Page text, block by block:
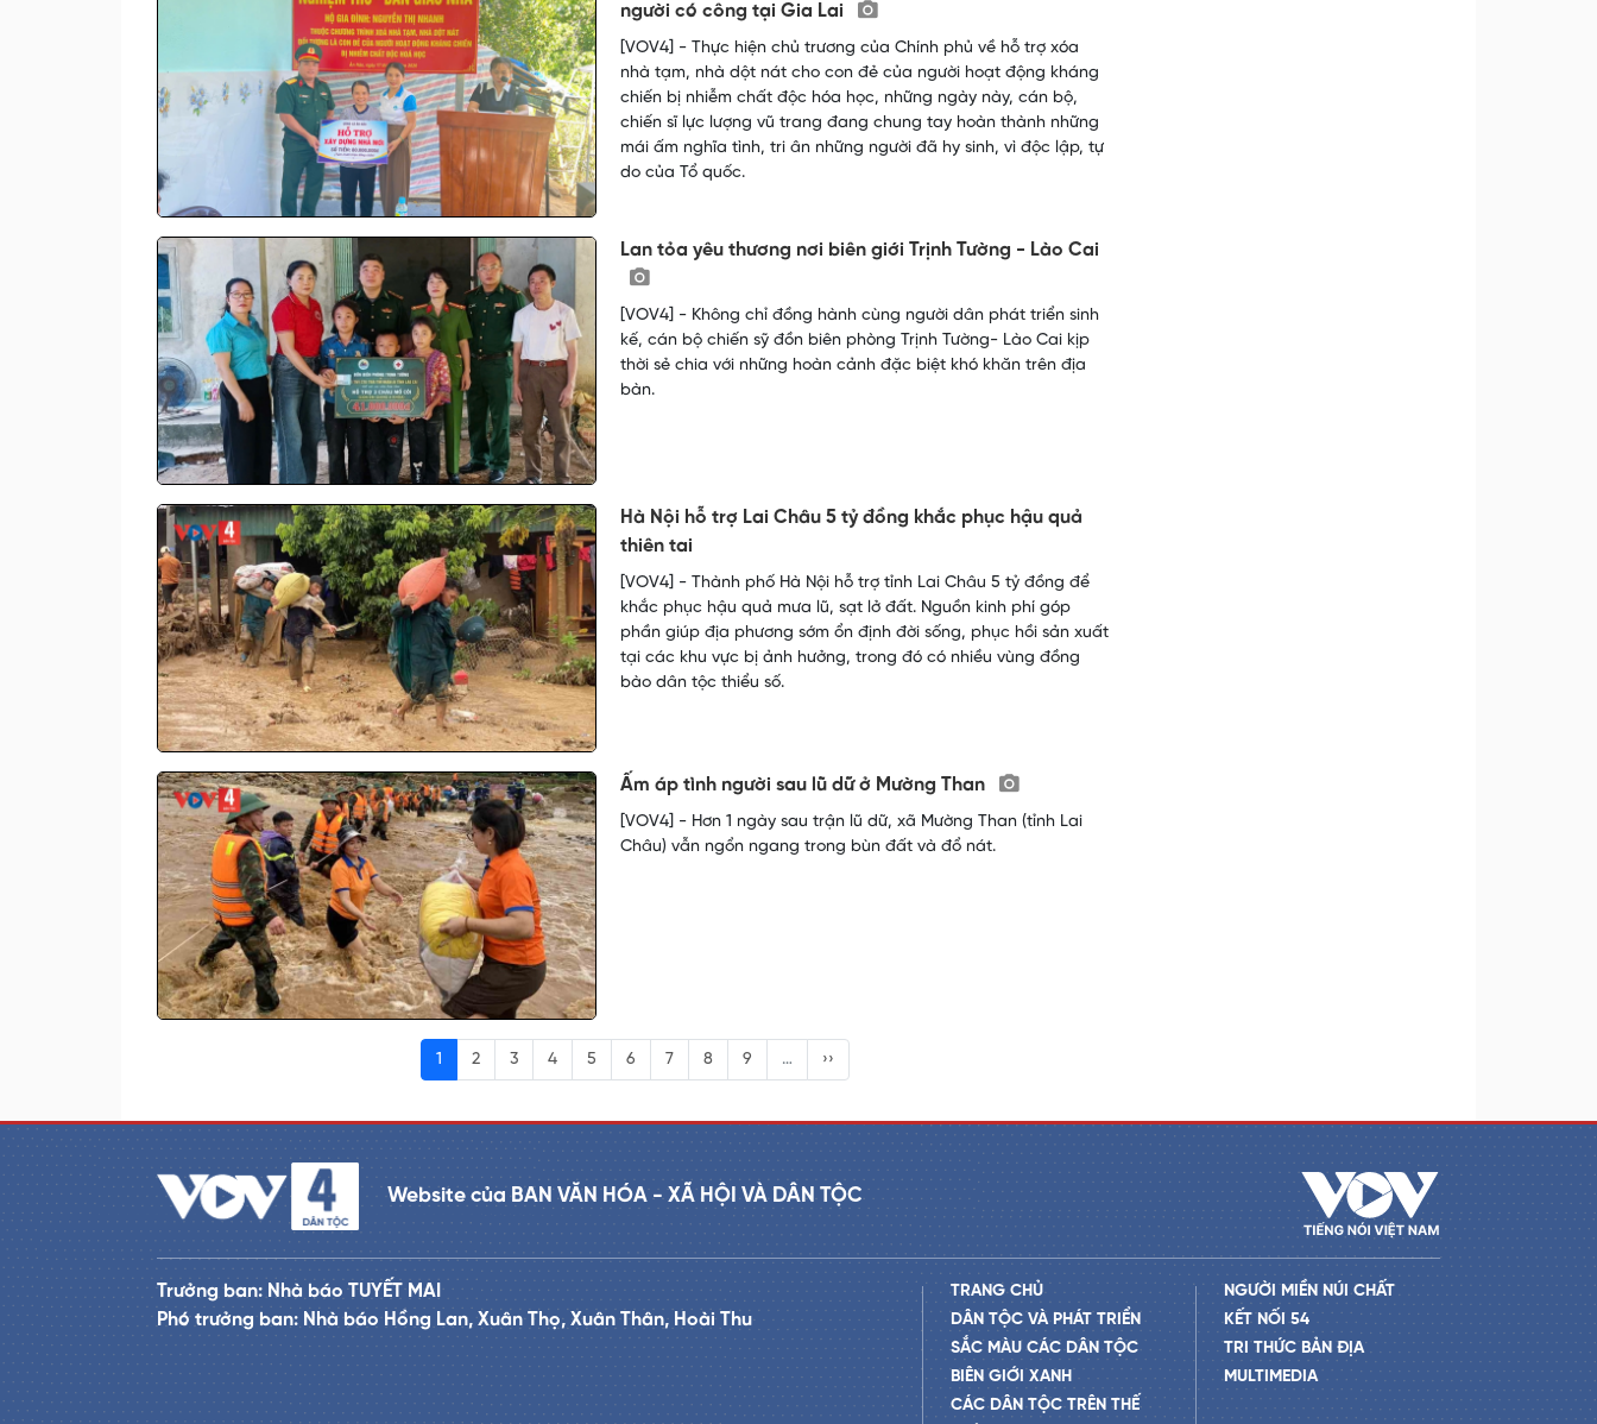
người có công tại Gia Lai
[VOV4] - Thực hiện chủ trương của Chính phủ về hỗ trợ xóa
nhà tạm, nhà dột nát cho con đẻ của người hoạt động kháng
chiến bị nhiễm chất độc hóa học, những ngày này, cán bộ,
chiến sĩ lực lượng vũ trang đang chung tay hoàn thành những
mái ấm nghĩa tình, tri ân những người đã hy sinh, vì độc lập, tự
do của Tổ quốc.
Lan tỏa yêu thương nơi biên giới Trịnh Tường - Lào Cai
[VOV4] - Không chỉ đồng hành cùng người dân phát triển sinh
kế, cán bộ chiến sỹ đồn biên phòng Trịnh Tường- Lào Cai kịp
thời sẻ chia với những hoàn cảnh đặc biệt khó khăn trên địa
bàn.
Hà Nội hỗ trợ Lai Châu 5 tỷ đồng khắc phục hậu quả
thiên tai
[VOV4] - Thành phố Hà Nội hỗ trợ tỉnh Lai Châu 5 tỷ đồng để
khắc phục hậu quả mưa lũ, sạt lở đất. Nguồn kinh phí góp
phần giúp địa phương sớm ổn định đời sống, phục hồi sản xuất
tại các khu vực bị ảnh hưởng, trong đó có nhiều vùng đồng
bào dân tộc thiểu số.
Ấm áp tình người sau lũ dữ ở Mường Than
[VOV4] - Hơn 1 ngày sau trận lũ dữ, xã Mường Than (tỉnh Lai
Châu) vẫn ngổn ngang trong bùn đất và đổ nát.
1 2 3 4 5 6 7 8 9 … ››
Website của BAN VĂN HÓA - XÃ HỘI VÀ DÂN TỘC
Trưởng ban: Nhà báo TUYẾT MAI
Phó trưởng ban: Nhà báo Hồng Lan, Xuân Thọ, Xuân Thân, Hoài Thu
TRANG CHỦ
DÂN TỘC VÀ PHÁT TRIỂN
SẮC MÀU CÁC DÂN TỘC
BIÊN GIỚI XANH
CÁC DÂN TỘC TRÊN THẾ
NGƯỜI MIỀN NÚI CHẤT
KẾT NỐI 54
TRI THỨC BẢN ĐỊA
MULTIMEDIA